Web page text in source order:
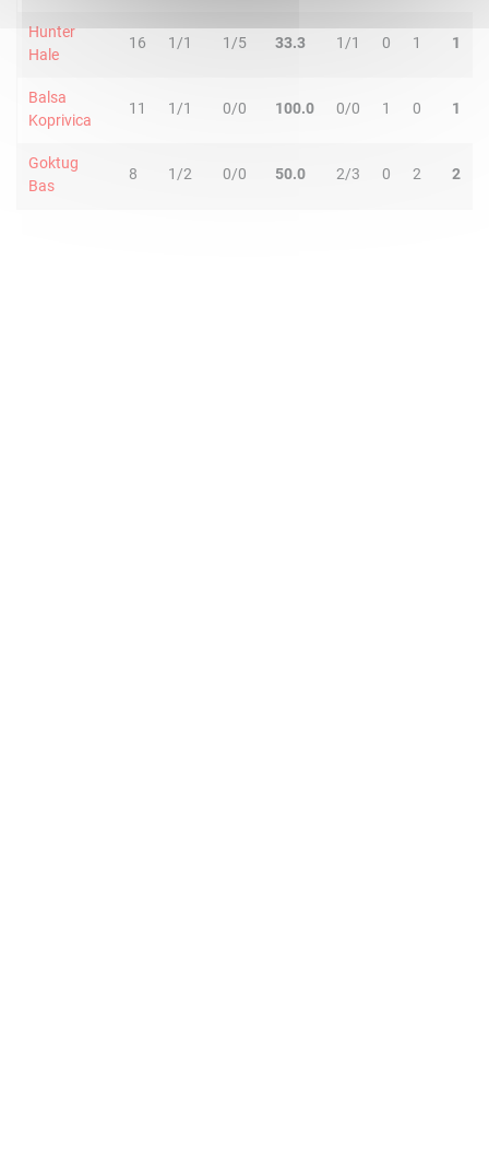
Hunter
Hale
16 1/1 1/5 33.3 1/1 0 1 1
Balsa
Koprivica
11 1/1 0/0 100.0 0/0 1 0 1
Goktug
Bas
8 1/2 0/0 50.0 2/3 0 2 2